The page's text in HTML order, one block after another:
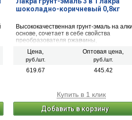
шоколадно-коричневый 0,8кг
Высококачественная грунт-эмаль на
основе, сочетает в себе свойства
преобразователя ржавчины,
эмали.Цена,
руб./шт.
Оптовая цена,
руб./шт.
619.67 445.42
Купить в 1 клик
Добавить в корзину